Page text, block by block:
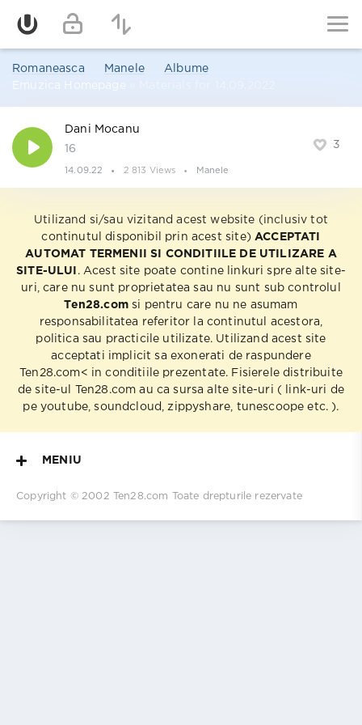
Romaneasca Manele
Albume
Emuzica Homepage
3
Dani Mocanu
16
14.09.22 2 813 Views Manele
Utilizand si/sau vizitand acest website (inclusiv tot
continutul disponibil prin acest site) ACCEPTATI
AUTOMAT TERMENII SI CONDITIILE DE UTILIZARE A
SITE-ULUI
. Acest site poate contine linkuri spre alte site-
uri, care nu sunt proprietatea sau nu sunt sub controlul
Ten28.comsi pentru care nu ne asumam
responsabilitatea referitor la continutul acestora,
politica sau practicile utilizate. Utilizand acest site
acceptati implicit sa exonerati de raspundere
Ten28.com< in conditiile prezentate. Fisierele distribuite
de site-ul Ten28.com au ca sursa alte site-uri ( link-uri de
pe youtube, soundcloud, zippyshare, tunescoope etc. ).
MENIU
Copyright © 2002 Ten28.com Toate drepturile rezervate